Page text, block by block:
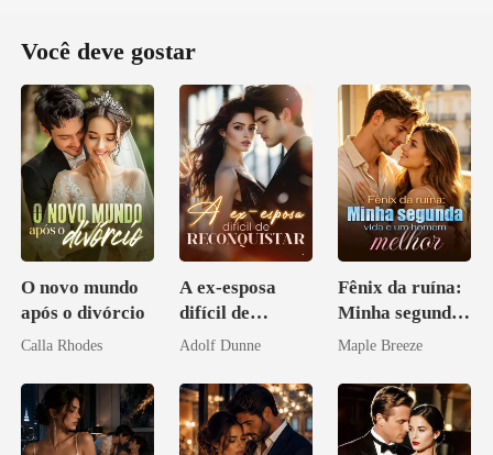
Você deve gostar
O novo mundo
após o divórcio
Calla Rhodes
A ex-esposa
difícil de
reconquistar
Adolf Dunne
Fênix da ruína:
Minha segunda
vida e um
Maple Breeze